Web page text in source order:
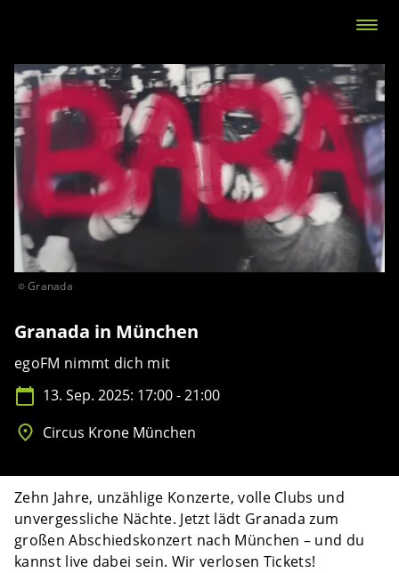
Granada
Granada in München
egoFM nimmt dich mit
13. Sep. 2025: 17:00 - 21:00
Circus Krone München
Zehn Jahre, unzählige Konzerte, volle Clubs und
unvergessliche Nächte. Jetzt lädt Granada zum
großen Abschiedskonzert nach München – und du
kannst live dabei sein. Wir verlosen Tickets!